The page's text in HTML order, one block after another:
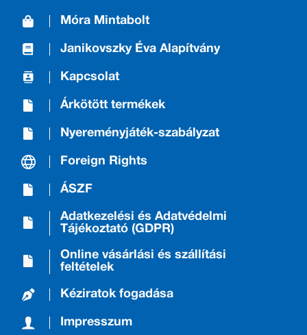
Móra Mintabolt
Janikovszky Éva Alapítvány
Kapcsolat
Árkötött termékek
Nyereményjáték-szabályzat
Foreign Rights
ÁSZF
Adatkezelési és Adatvédelmi
Tájékoztató (GDPR)
Online vásárlási és szállítási
feltételek
Kéziratok fogadása
Impresszum